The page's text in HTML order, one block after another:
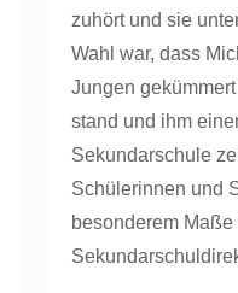
zuhört und sie
Wahl war, dass
Jungen
stand und ihm
Sekundarschule
Schülerinnen und
besonderem